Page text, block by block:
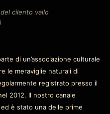
cilento vallo
di un’associazione culturale
le meraviglie naturali di
registrato presso il
2012. Il nostro canale
è stato una delle prime